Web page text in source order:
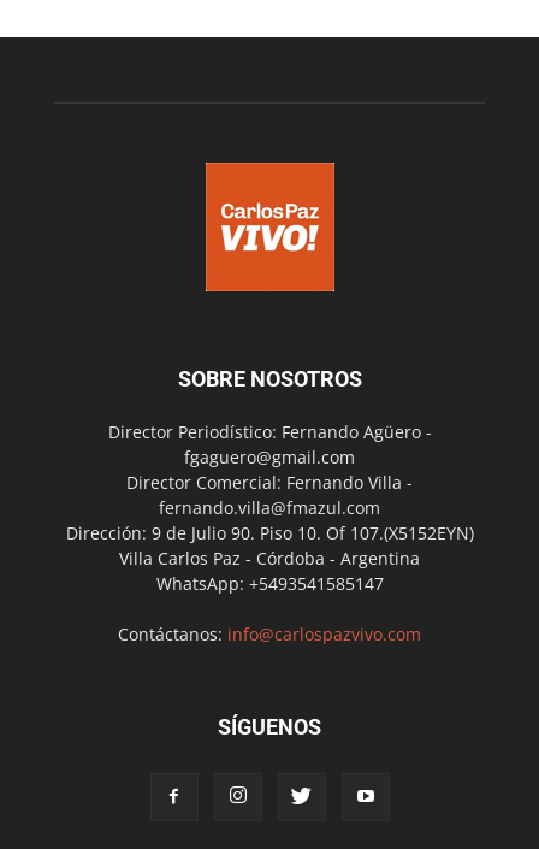
SOBRE NOSOTROS
Director Periodístico: Fernando Agüero -
fgaguero@gmail.com
Director Comercial: Fernando Villa -
fernando.villa@fmazul.com
Dirección: 9 de Julio 90. Piso 10. Of 107.(X5152EYN)
Villa Carlos Paz - Córdoba - Argentina
WhatsApp: +5493541585147
Contáctanos: info@carlospazvivo.com
SÍGUENOS